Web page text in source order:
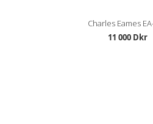
Charles Eames
11 000 Dkr